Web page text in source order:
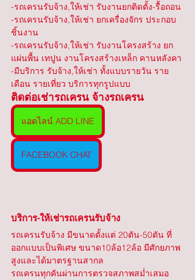
-รถเครนรับจ้าง,ให้เช่า รับงานยกติดตั้ง-รื้อถอน
-รถเครนรับจ้าง,ให้เช่า ยกเครื่องจักร ประกอบ
ชิ้นงาน
-รถเครนรับจ้าง,ให้เช่า รับงานโครงสร้าง ยก
แผ่นพื้น เทปูน งานโครงสร้างเหล็ก คานหลังคา
-มีบริการ รับจ้าง,ให้เช่า ทั้งแบบรายวัน ราย
เดือน รายเที่ยว บริการทุกรูปแบบ
ติดต่อเช่ารถเครน จ้างรถเครน
แอดไลน์ ADD LINE
FACEBOOK CHAT
บริการ-ให้เช่ารถเครนรับจ้าง
รถเครนรับจ้าง มีขนาดตั้งแต่ 20ตัน-50ตัน ที่
ออกแบบเป็นพิเศษ ขนาด10ล้อ12ล้อ มีศักยภาพ
สูงและได้มาตรฐานสากล
รถเครนทุกคันผ่านการตรวจสภาพสม่ำเสมอ